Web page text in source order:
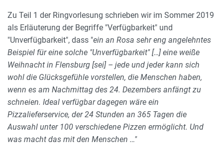
Zu Teil 1 der Ringvorlesung schrieben wir im Sommer 2019
als Erläuterung der Begriffe "Verfügbarkeit" und
"Unverfügbarkeit", dass "ein an Rosa sehr eng angelehntes
Beispiel für eine solche "Unverfügbarkeit" […] eine weiße
Weihnacht in Flensburg [sei] – jede und jeder kann sich
wohl die Glücksgefühle vorstellen, die Menschen haben,
wenn es am Nachmittag des 24. Dezembers anfängt zu
schneien. Ideal verfügbar dagegen wäre ein
Pizzalieferservice, der 24 Stunden an 365 Tagen die
Auswahl unter 100 verschiedene Pizzen ermöglicht. Und
was macht das mit den Menschen …"